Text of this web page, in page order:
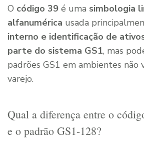
O código 39 é uma simbologia
alfanumérica usada
interno e identificação de
parte do sistema GS1, mas
padrões GS1 em ambientes não
varejo.
Qual a diferença entre o
e o padrão GS1-128?